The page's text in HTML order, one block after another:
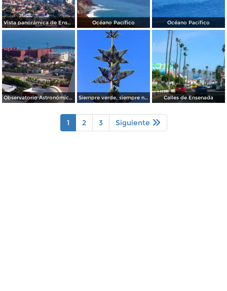
Vista panorámica de Ensenada Océano Pacífico Océano Pacífico
Observatorio Astronómico Nacional Siempre verde, siempre navideño. Calles de Ensenada
1 2 3 Siguiente